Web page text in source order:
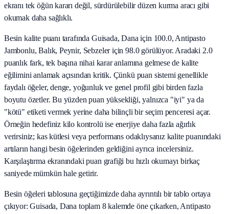
ekranı tek öğün kararı değil, sürdürülebilir düzen kurma aracı gibi
okumak daha sağlıklı.
Besin kalite puanı tarafında Guisada, Dana için 100.0, Antipasto
Jambonlu, Balık, Peynir, Sebzeler için 98.0 görülüyor. Aradaki 2.0
puanlık fark, tek başına nihai karar anlamına gelmese de kalite
eğilimini anlamak açısından kritik. Çünkü puan sistemi genellikle
faydalı öğeler, denge, yoğunluk ve genel profil gibi birden fazla
boyutu özetler. Bu yüzden puan yüksekliği, yalnızca "iyi" ya da
"kötü" etiketi vermek yerine daha bilinçli bir seçim penceresi açar.
Örneğin hedefiniz kilo kontrolü ise enerjiye daha fazla ağırlık
verirsiniz; kas kütlesi veya performans odaklıysanız kalite puanındaki
artıların hangi besin öğelerinden geldiğini ayrıca incelersiniz.
Karşılaştırma ekranındaki puan grafiği bu hızlı okumayı birkaç
saniyede mümkün hale getirir.
Besin öğeleri tablosuna geçtiğimizde daha ayrıntılı bir tablo ortaya
çıkıyor: Guisada, Dana toplam 8 kalemde öne çıkarken, Antipasto